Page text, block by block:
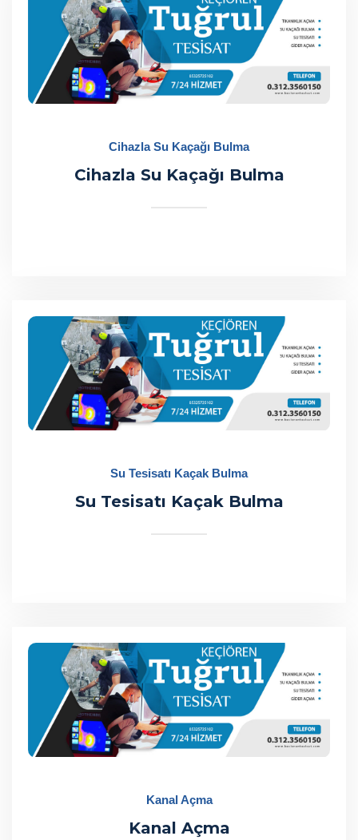
Cihazla Su Kaçağı Bulma
Cihazla Su Kaçağı Bulma
Su Tesisatı Kaçak Bulma
Su Tesisatı Kaçak Bulma
Kanal Açma
Kanal Açma